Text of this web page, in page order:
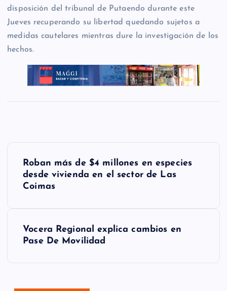
disposición del tribunal de Putaendo durante este
Jueves recuperando su libertad quedando sujetos a
medidas cautelares mientras dure la investigación de los
hechos.
Roban más de $4 millones en especies
desde vivienda en el sector de Las
Coimas
Vocera Regional explica cambios en
Pase De Movilidad